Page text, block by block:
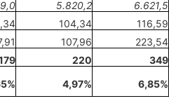
5.820,2 6.621,5
104,34 116,59
107,96 223,54
220 349
4,97% 6,85%